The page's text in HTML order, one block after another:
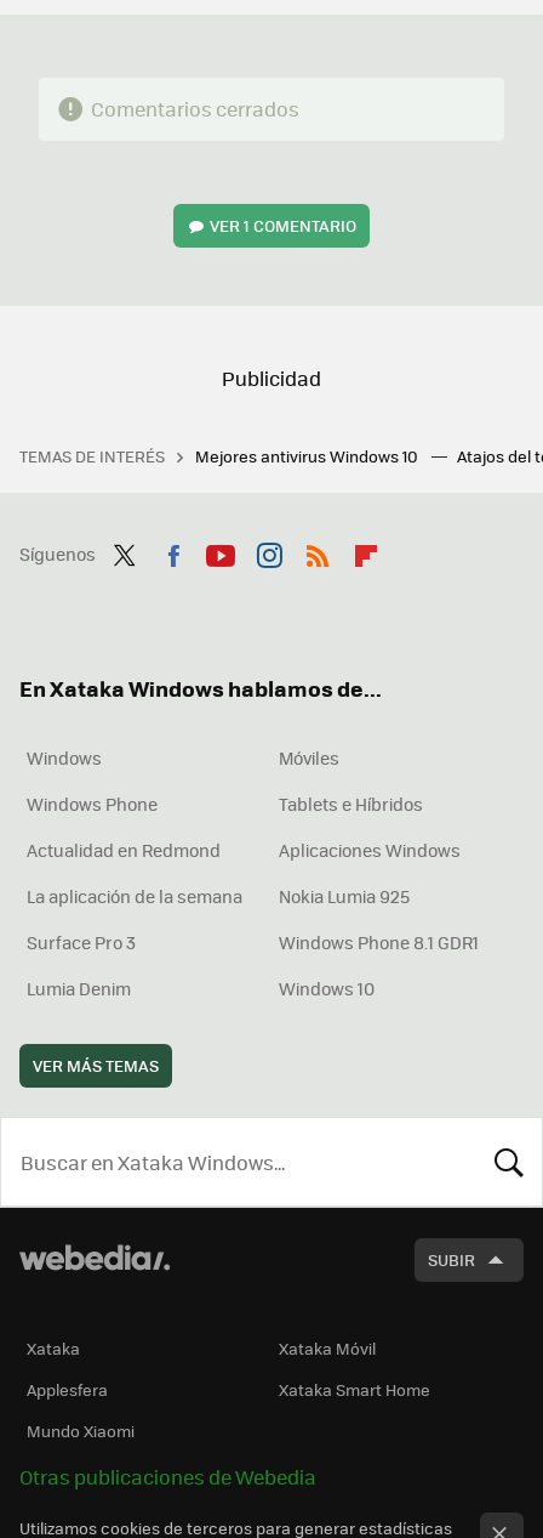
Comentarios cerrados
VER1 COMENTARIO
TEMAS DE INTERÉS Mejores antivirus Windows 10 Atajos del
Síguenos
En Xataka Windows hablamos de...
Windows
Móviles
Windows Phone
Tablets e Híbridos
Actualidad en Redmond
Aplicaciones Windows
La aplicación de la semana
Nokia Lumia 925
Surface Pro 3
Windows Phone 8.1 GDR1
Lumia Denim
Windows 10
VER MÁS TEMAS
SUBIR
Xataka
Xataka Móvil
Applesfera
Xataka Smart Home
Mundo Xiaomi
Otras publicaciones de Webedia
Utilizamos cookies de terceros para generar estadísticas